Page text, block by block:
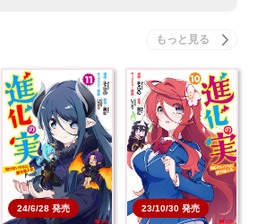
24/6/28 発売
進化の実～知らないう
ちに勝ち組人生～ 11…
本を買う
23/10/30 発売
進化の実～知らないう
ちに勝ち組人生～ 10…
本を買う